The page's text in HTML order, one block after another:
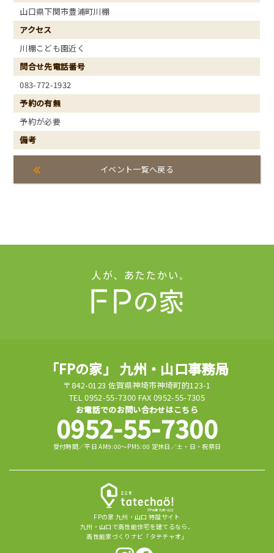
山口県下関市豊浦町川棚
アクセス
川棚こども園近く
問合せ先電話番号
083-772-1932
予約の有無
予約が必要
備考
イベント一覧へ戻る
「FPの家」 九州・山口事務局
〒842-0123 佐賀県神埼市神埼町的123-1
TEL 0952-55-7300 FAX 0952-55-7305
お電話でのお問い合わせはこちら
0952-55-7300
受付時間／平日 AM9:00～PM5:00 定休日／土・日・祝祭日
FPの家 九州・山口 特設サイト
九州・山口で高性能住宅を建てるなら、
高性能家づくりナビ「タテチャオ」